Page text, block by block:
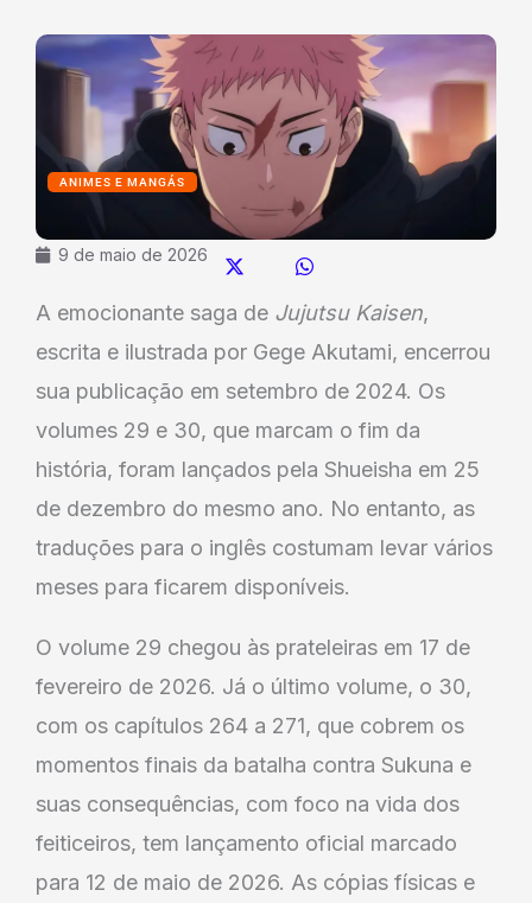
9 de maio de 2026
ANIMES E MANGÁS
A emocionante saga de Jujutsu Kaisen,
escrita e ilustrada por Gege Akutami, encerrou
sua publicação em setembro de 2024. Os
volumes 29 e 30, que marcam o fim da
história, foram lançados pela Shueisha em 25
de dezembro do mesmo ano. No entanto, as
traduções para o inglês costumam levar vários
meses para ficarem disponíveis.
O volume 29 chegou às prateleiras em 17 de
fevereiro de 2026. Já o último volume, o 30,
com os capítulos 264 a 271, que cobrem os
momentos finais da batalha contra Sukuna e
suas consequências, com foco na vida dos
feiticeiros, tem lançamento oficial marcado
para 12 de maio de 2026. As cópias físicas e